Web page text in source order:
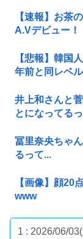
【速報】お茶
A.Vデビュー！
【悲報】韓国
年前と同レベ
井上和さんと
とになってる
冨里奈央ちゃ
るって...
【画像】顔20
www
1 : 2026/06/